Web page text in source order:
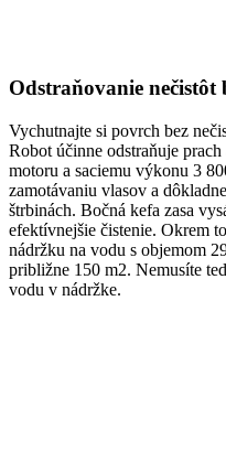
Odstraňovanie nečistôt
Vychutnajte si povrch bez
Robot účinne odstraňuje
motoru a saciemu výkonu 3
zamotávaniu vlasov a
štrbinách. Bočná kefa zasa
efektívnejšie čistenie. Okrem
nádržku na vodu s objemom
približne 150 m2. Nemusíte
vodu v nádržke.